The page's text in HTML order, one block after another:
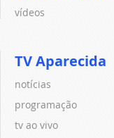
vídeos
TV Aparecida
notícias
programação
tv ao vivo